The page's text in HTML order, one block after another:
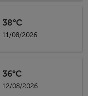
38°C
11/08/2026
36°C
12/08/2026